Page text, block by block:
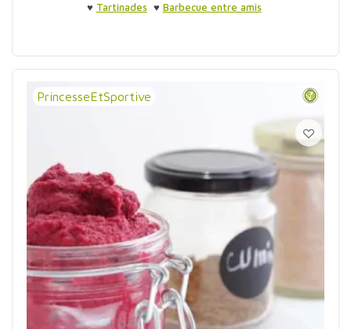
♥ Tartinades ♥ Barbecue entre amis
PrincesseEtSportive